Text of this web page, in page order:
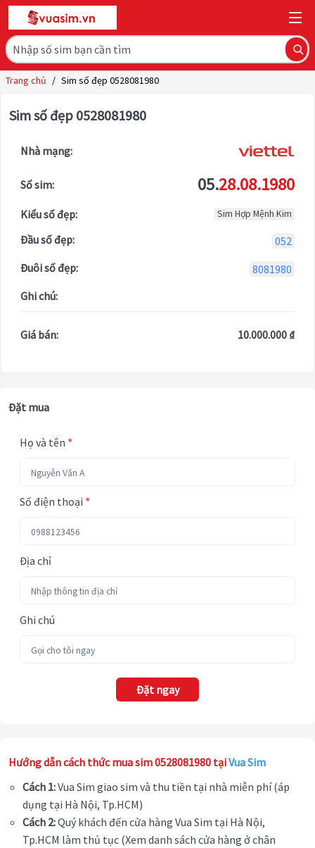
Trang chủ / Sim số đẹp 0528081980
Sim số đẹp 0528081980
Nhà mạng:
Số sim: 05.28.08.1980
Kiểu số đẹp: Sim Hợp Mệnh Kim
Đầu số đẹp:
052
Đuôi số đẹp:
8081980
Ghi chú:
Giá bán: 10.000.000 ₫
Đặt mua
Họ và tên *
Số điện thoại *
Địa chỉ
Ghi chú
Đặt ngay
Hướng dẫn cách thức mua sim 0528081980 tạiVua Sim
Cách 1:Vua Sim giao sim và thu tiền tại nhà miễn phí (áp
dụng tại Hà Nội, Tp.HCM)
Cách 2:Quý khách đến cửa hàng Vua Sim tại Hà Nội,
Tp.HCM làm thủ tục (Xem danh sách cửa hàng ở chân